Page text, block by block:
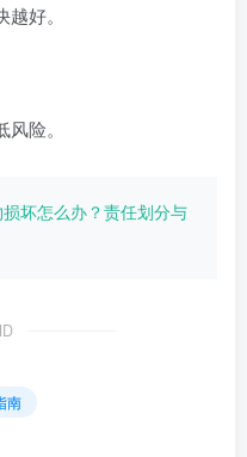
好。
险。
坏怎么办？责任划分与
南